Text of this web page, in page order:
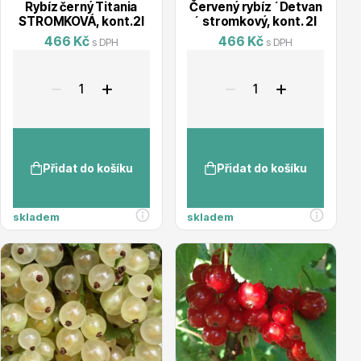
Substráty, hnojiva, kůra
Rybíz černý Titania
STROMKOVÁ, kont.2l
466 Kč s DPH
Přidat do košíku
skladem
Červený rybíz ´Detvan
´ stromkový, kont. 2l
466 Kč s DPH
Přidat do košíku
skladem